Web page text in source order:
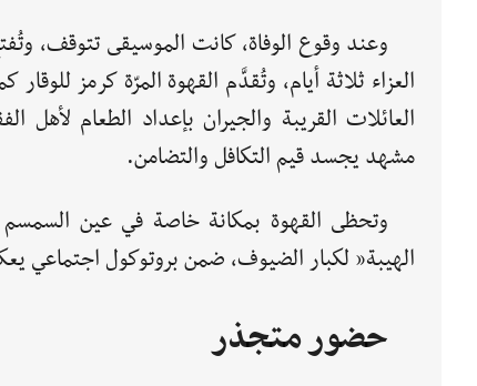
وعند وقوع الوفاة، كانت الموسيقى تتوقف،
العزاء ثلاثة أيام، وتُقدَّم القهوة المرّة كرمز للوقار
العائلات القريبة والجيران بإعداد الطعام لأهل
مشهد يجسد قيم التكافل والتضامن.
وتحظى القهوة بمكانة خاصة في عين
الهيبة” لكبار الضيوف، ضمن بروتوكول اجتماعي
حضور متجذر